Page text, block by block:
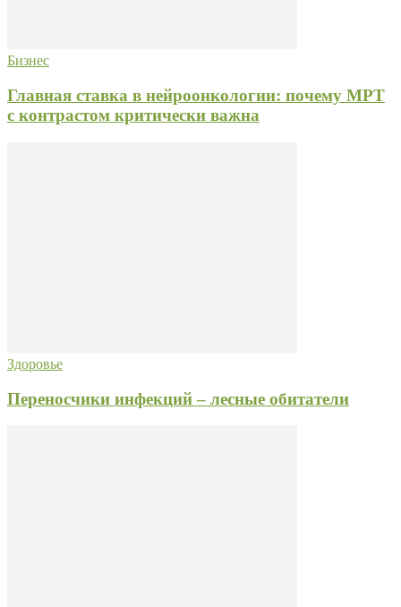
Бизнес
Главная ставка в нейроонкологии: почему МРТ
с контрастом критически важна
Здоровье
Переносчики инфекций – лесные обитатели